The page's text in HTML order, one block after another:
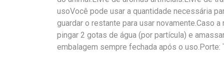
usoVocê pode usar a quantidade necessária
guardar o restante para usar novamente.Caso
pingar 2 gotas de água (por partícula) e
embalagem sempre fechada após o uso.Porte: